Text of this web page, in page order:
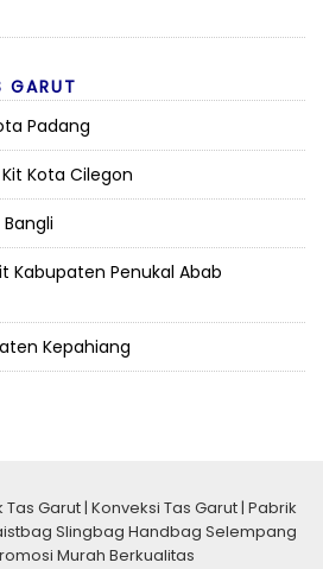
GARUT
Padang
Kota Cilegon
Kabupaten Penukal Abab
Kepahiang
Garut | Konveksi Tas Garut | Pabrik
Slingbag Handbag Selempang
Murah Berkualitas